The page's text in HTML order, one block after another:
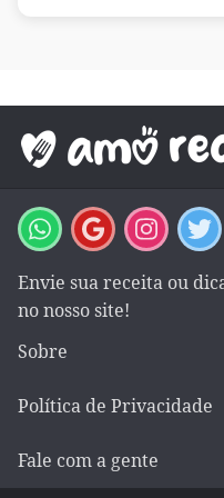
Envie sua receita ou
no nosso site!
Sobre
Política de Privacidade
Fale com a gente